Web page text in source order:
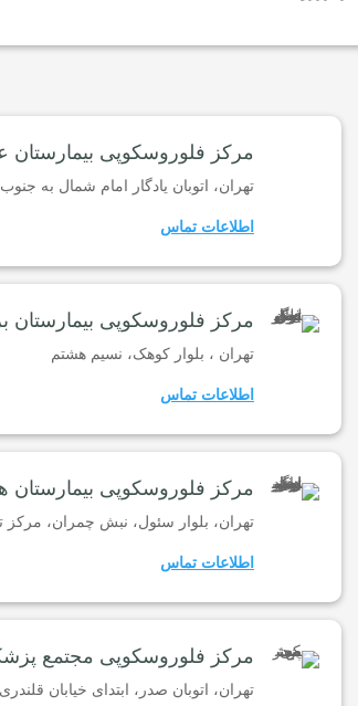
مرکز فلوروسکوپی بیمارستان
تهران، اتوبان یادگار امام شمال به
اطلاعات تماس
مرکز فلوروسکوپی بیمارستان
تهران ، بلوار کوهک، نسیم هشتم
اطلاعات تماس
مرکز فلوروسکوپی
تهران، بلوار سئول، نبش چمران،
اطلاعات تماس
مرکز فلوروسکوپی مجتمع
تهران، اتوبان صدر، ابتدای خیابان قلندری